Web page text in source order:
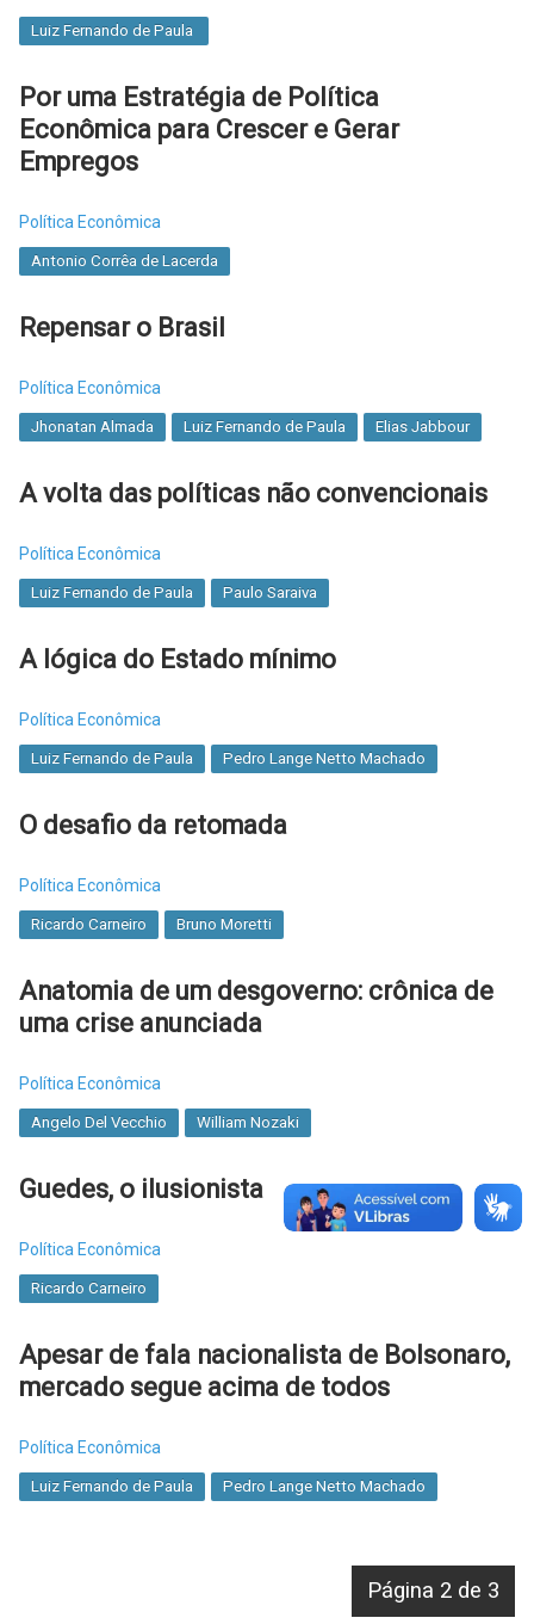
Luiz Fernando de Paula
Por uma Estratégia de Política
Econômica para Crescer e Gerar
Empregos
Política Econômica
Antonio Corrêa de Lacerda
Repensar o Brasil
Política Econômica
Jhonatan Almada Luiz Fernando de Paula Elias Jabbour
A volta das políticas não convencionais
Política Econômica
Luiz Fernando de Paula Paulo Saraiva
A lógica do Estado mínimo
Política Econômica
Luiz Fernando de Paula Pedro Lange Netto Machado
O desafio da retomada
Política Econômica
Ricardo Carneiro Bruno Moretti
Anatomia de um desgoverno: crônica de
uma crise anunciada
Política Econômica
Angelo Del Vecchio William Nozaki
Guedes, o ilusionista
Política Econômica
Ricardo Carneiro
Apesar de fala nacionalista de Bolsonaro,
mercado segue acima de todos
Política Econômica
Luiz Fernando de Paula Pedro Lange Netto Machado
Página 2 de 3